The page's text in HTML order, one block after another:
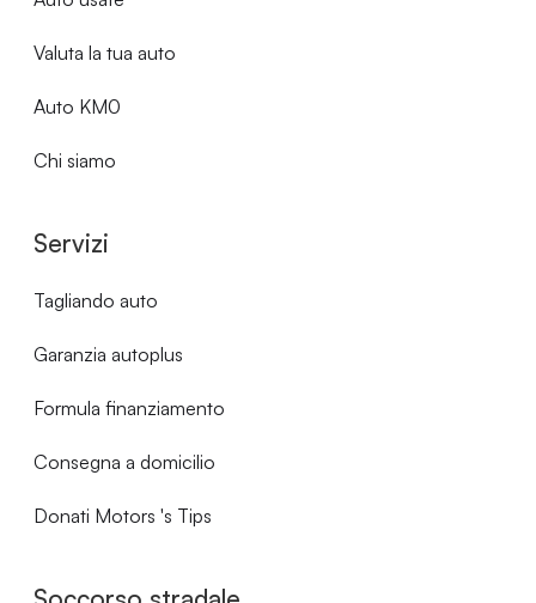
Valuta la tua auto
Auto KM0
Chi siamo
Servizi
Tagliando auto
Garanzia autoplus
Formula finanziamento
Consegna a domicilio
Donati Motors 's Tips